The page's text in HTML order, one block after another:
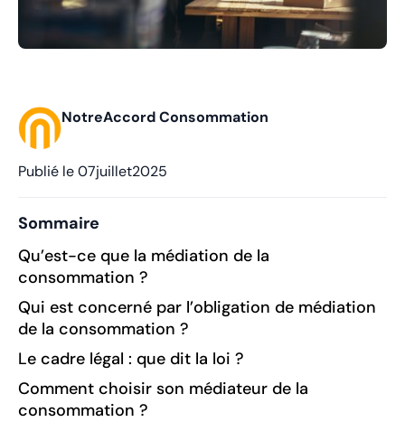
NotreAccord Consommation
Publié le07juillet2025
Sommaire
Qu’est-ce que la médiation de la
consommation ?
Qui est concerné par l’obligation de médiation
de la consommation ?
Le cadre légal : que dit la loi ?
Comment choisir son médiateur de la
consommation ?